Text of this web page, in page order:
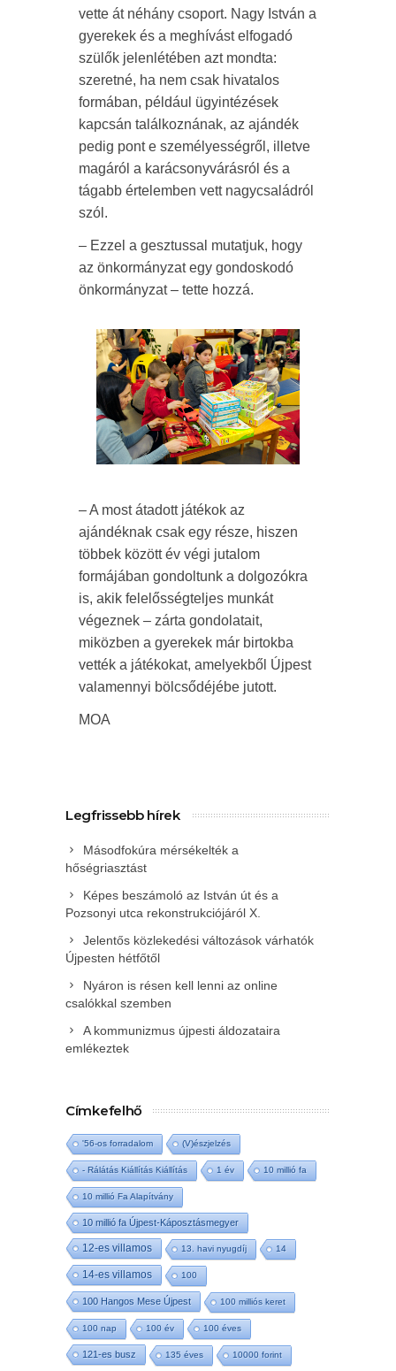
vette át néhány csoport. Nagy István a
gyerekek és a meghívást elfogadó
szülők jelenlétében azt mondta:
szeretné, ha nem csak hivatalos
formában, például ügyintézések
kapcsán találkoznának, az ajándék
pedig pont e személyességről, illetve
magáról a karácsonyvárásról és a
tágabb értelemben vett nagycsaládról
szól.
– Ezzel a gesztussal mutatjuk, hogy
az önkormányzat egy gondoskodó
önkormányzat – tette hozzá.
– A most átadott játékok az
ajándéknak csak egy része, hiszen
többek között év végi jutalom
formájában gondoltunk a dolgozókra
is, akik felelősségteljes munkát
végeznek – zárta gondolatait,
miközben a gyerekek már birtokba
vették a játékokat, amelyekből Újpest
valamennyi bölcsődéjébe jutott.
MOA
Legfrissebb hírek
Másodfokúra mérsékelték a
hőségriasztást
Képes beszámoló az István út és a
Pozsonyi utca rekonstrukciójáról X.
Jelentős közlekedési változások várhatók
Újpesten hétfőtől
Nyáron is résen kell lenni az online
csalókkal szemben
A kommunizmus újpesti áldozataira
emlékeztek
Címkefelhő
'56-os forradalom (V)észjelzés
- Rálátás Kiállítás Kiállítás 1 év 10 millió fa
10 millió Fa Alapítvány
10 millió fa Újpest-Káposztásmegyer
12-es villamos 13. havi nyugdíj 14
14-es villamos 100
100 Hangos Mese Újpest 100 milliós keret
100 nap 100 év 100 éves
121-es busz 135 éves 10000 forint